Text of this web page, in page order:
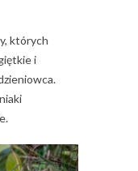
których
i